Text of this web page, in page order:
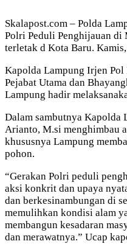
Skalapost.com – Polda
Polri Peduli Penghijauan di
terletak d Kota Baru.
Kapolda Lampung Irjen
Pejabat Utama dan
Lampung hadir
Dalam sambutnya Kapolda
Arianto, M.si menghimbau
khususnya Lampung
pohon.
“Gerakan Polri peduli
aksi konkrit dan upaya
dan berkesinambungan di
memulihkan kondisi alam
membangun kesadaran
dan merawatnya.” Ucap